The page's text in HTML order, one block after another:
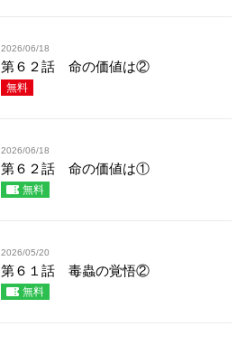
2026/06/18
第６２話 命の価値は②
無料
2026/06/18
第６２話 命の価値は①
無料
2026/05/20
第６１話 毒蟲の覚悟②
無料